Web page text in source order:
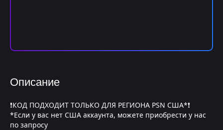
Описание
❗КОД ПОДХОДИТ ТОЛЬКО ДЛЯ РЕГИОНА PSN США*❗
*Если у вас нет США аккаунта, можете приобрести у нас
по запросу